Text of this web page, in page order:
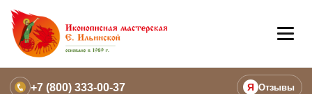
+7 (800) 333-00-37 Я Отзывы